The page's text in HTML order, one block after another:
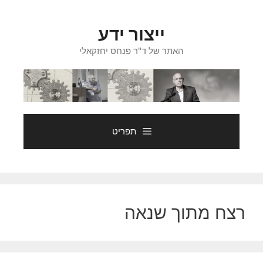
ייצור ידע
האתר של ד"ר פנחס יחזקאלי
תפריט
רצח מתוך שנאה